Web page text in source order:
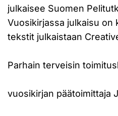
julkaisee Suomen
Vuosikirjassa julkaisu on
tekstit julkaistaan
Parhain terveisin
vuosikirjan päätoimittaja